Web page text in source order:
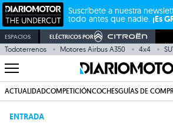
Suscríbete a nuestra
todo antes que nadie. ¡Es
ESPACIOS ELÉCTRICOS POR
Todoterrenos Motores Airbus A350 4x4
ACTUALIDADCOMPETICIÓNCOCHESGUÍAS DE
ENTRADA